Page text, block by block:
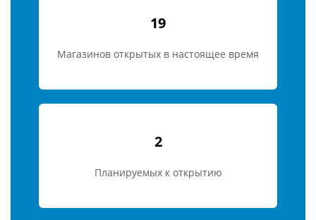
19
Магазинов открытых в настоящее время
2
Планируемых к открытию